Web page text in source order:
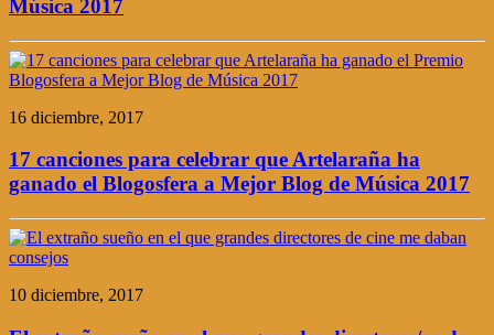
Música 2017
16 diciembre, 2017
17 canciones para celebrar que Artelaraña ha
ganado el Blogosfera a Mejor Blog de Música 2017
10 diciembre, 2017